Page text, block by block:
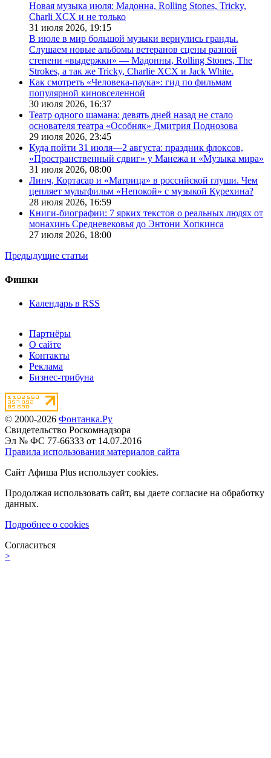
Новая музыка июля: Мадонна, Rolling Stones, Tricky,
Charli XCX и не только
31 июля 2026, 19:15
В июле в мир большой музыки вернулись гранды.
Слушаем новые альбомы ветеранов сцены разной
степени «выдержки» — Мадонны, Rolling Stones, The
Strokes, а так же Tricky, Charlie XCX и Jack White.
Как смотреть «Человека-паука»: гид по фильмам
популярной киновселенной
30 июля 2026, 16:37
Театр одного шамана: девять дней назад не стало
основателя театра «Особняк» Дмитрия Поднозова
29 июля 2026, 23:45
Куда пойти 31 июля—2 августа: праздник флоксов,
«Пространственный сдвиг» у Манежа и «Музыка мира»
31 июля 2026, 08:00
Линч, Кортасар и «Матрица» в российской глуши. Чем
цепляет мультфильм «Непокой» с музыкой Курехина?
28 июля 2026, 16:59
Книги-биографии: 7 ярких текстов о реальных людях от
монахинь Средневековья до Энтони Хопкинса
27 июля 2026, 18:00
Предыдущие статьи
Фишки
Календарь в RSS
Партнёры
О сайте
Контакты
Реклама
Бизнес-трибуна
© 2000-2026 Фонтанка.Ру
Свидетельство Роскомнадзора
Эл № ФС 77-66333 от 14.07.2016
Правила использования материалов сайта
Сайт Афиша Plus использует cookies.
Продолжая использовать сайт, вы даете согласие на обработку
данных.
Подробнее о cookies
Согласиться
>